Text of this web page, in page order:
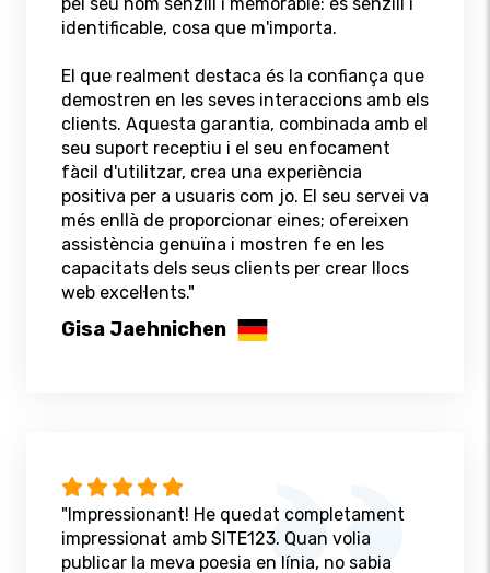
identificable, cosa que m'importa.
El que realment destaca és la confiança que
demostren en les seves interaccions amb els
clients. Aquesta garantia, combinada amb el
seu suport receptiu i el seu enfocament
fàcil d'utilitzar, crea una experiència
positiva per a usuaris com jo. El seu servei va
més enllà de proporcionar eines; ofereixen
assistència genuïna i mostren fe en les
capacitats dels seus clients per crear llocs
web excel·lents."
Gisa Jaehnichen
"Impressionant! He quedat completament
impressionat amb SITE123. Quan volia
publicar la meva poesia en línia, no sabia